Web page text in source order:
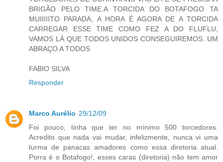
BRIGÃO PELO TIME.A TORCIDA DO BOTAFOGO TA
MUIIIIITO PARADA, A HORA É AGORA DE A TORCIDA
CARREGAR ESSE TIME COMO FEZ A DO FLUFLU,
VAMOS LÁ QUE TODOS UNIDOS CONSEGUIREMOS. UM
ABRAÇO A TODOS
FABIO SILVA
Responder
Marco Aurélio 29/12/09
Foi pouco, tinha que ter no mínimo 500 torcedores.
Acredito que nada vai mudar, infelizmente, nunca vi uma
turma de panacas amadores como essa diretoria atual.
Porra é o Botafogo!, esses caras (diretoria) não tem amor